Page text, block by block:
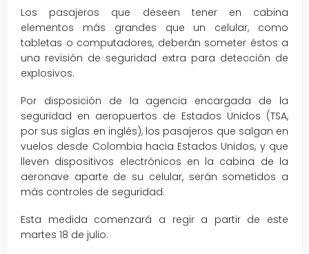
Los pasajeros que deseen tener en cabina
elementos más grandes que un celular, como
tabletas o computadores, deberán someter éstos a
una revisión de seguridad extra para detección de
explosivos.
Por disposición de la agencia encargada de la
seguridad en aeropuertos de Estados Unidos (TSA,
por sus siglas en inglés), los pasajeros que salgan en
vuelos desde Colombia hacia Estados Unidos, y que
lleven dispositivos electrónicos en la cabina de la
aeronave aparte de su celular, serán sometidos a
más controles de seguridad.
Esta medida comenzará a regir a partir de este
martes 18 de julio.